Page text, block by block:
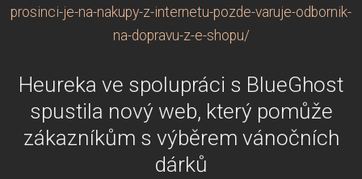
prosinci-je-na-nakupy-z-internetu-pozde-varuje-odbornik-
na-dopravu-z-e-shopu/
Heureka ve spolupráci s BlueGhost
spustila nový web, který pomůže
zákazníkům s výběrem vánočních
dárků